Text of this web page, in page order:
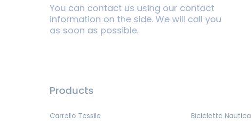
You can contact us using our contact
information on the side. We will call you
as soon as possible.
Products
Carrello Tessile Bicicletta Nautica